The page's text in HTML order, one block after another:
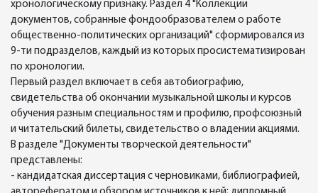
хронологическому признаку. Раздел 4 "Коллекции
документов, собранные фондообразователем о работе
общественно-политических организаций" сформировался из
9-ти подразделов, каждый из которых просистематизирован
по хронологии.
Первый раздел включает в себя автобиографию,
свидетельства об окончании музыкальной школы и курсов
обучения разным специальностям и профилю, профсоюзный
и читательский билеты, свидетельство о владении акциями.
В разделе "Документы творческой деятельности"
представлены:
- кандидатская диссертация с черновиками, библиографией,